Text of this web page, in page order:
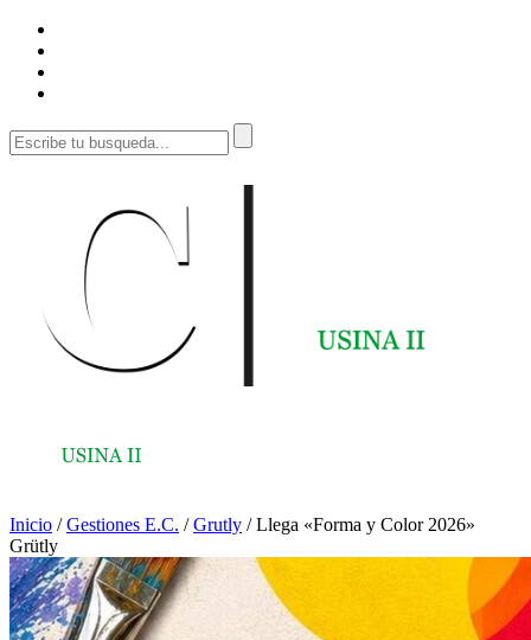
Inicio /Gestiones E.C. /Grutly /Llega «Forma y Color 2026»
Grütly